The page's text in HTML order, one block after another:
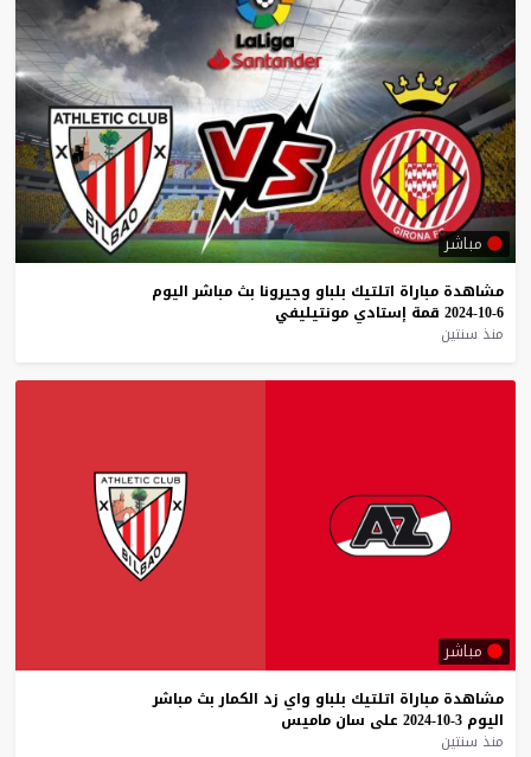
مباشر
مشاهدة مباراة اتلتيك بلباو وجيرونا بث مباشر اليوم
6-10-2024
قمة إستادي مونتيليفي
منذ سنتين
مباشر
مشاهدة مباراة اتلتيك بلباو واي زد الكمار بث مباشر
اليوم 3-10-2024 على سان ماميس
منذ سنتين